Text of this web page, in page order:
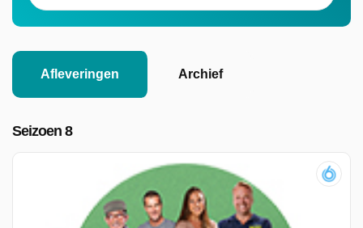
Afleveringen Archief
Seizoen 8